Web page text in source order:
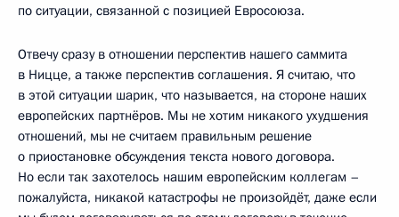
по ситуации, связанной с позицией Евросоюза.
Отвечу сразу в отношении перспектив нашего саммита
в Ницце, а также перспектив соглашения. Я считаю, что
в этой ситуации шарик, что называется, на стороне наших
европейских партнёров. Мы не хотим никакого ухудшения
отношений, мы не считаем правильным решение
о приостановке обсуждения текста нового договора.
Но если так захотелось нашим европейским коллегам –
пожалуйста, никакой катастрофы не произойдёт, даже если